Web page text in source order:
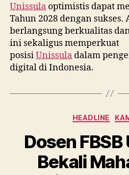
Unissula optimistis dapat
Tahun 2028 dengan
berlangsung berkualitas
ini sekaligus memperkuat
posisiUnissula dalam
digital di Indonesia.
HEADLINE
Dosen
Bekali